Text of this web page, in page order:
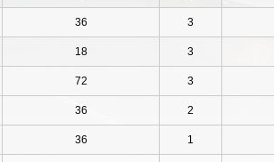
36 3
18 3
72 3
36 2
36 1